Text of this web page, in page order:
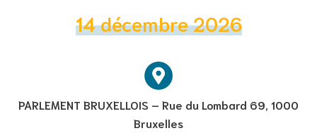
14 décembre 2026
PARLEMENT BRUXELLOIS – Rue du Lombard 69, 1000
Bruxelles